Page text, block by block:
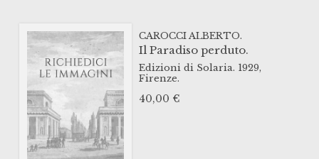
CAROCCI ALBERTO.
Il Paradiso perduto.
Edizioni di Solaria. 1929,
Firenze.
40,00 €